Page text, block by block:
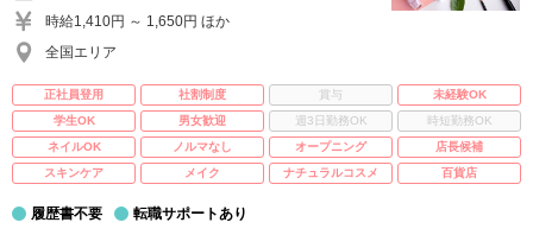
時給1,410円 ～ 1,650円 ほか
全国エリア
正社員登用 社割制度 賞与
未経験OK
学生OK
男女歓迎 週3日勤務OK
時短勤務OK
ネイルOK
ノルマなし オープニング
店長候補
スキンケア
メイク ナチュラルコスメ 百貨店
履歴書不要 転職サポートあり